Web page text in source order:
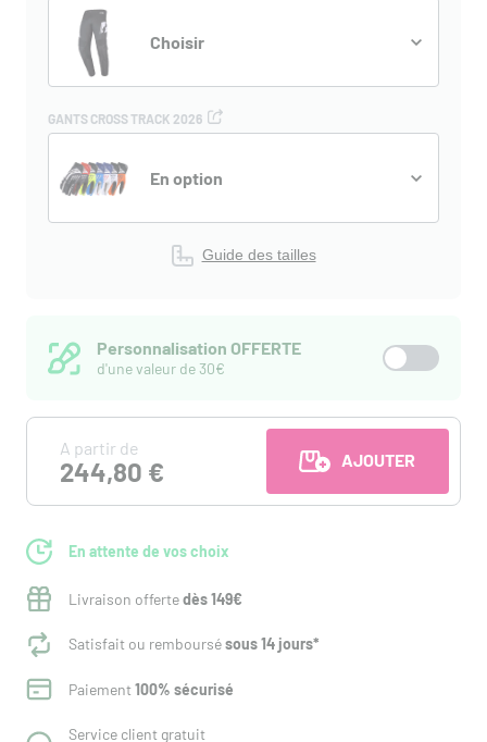
Choisir
GANTS CROSS TRACK 2026
En option
Guide des tailles
Personnalisation OFFERTE
d'une valeur de 30€
A partir de
244,80 € AJOUTER AU
En attente de vos choix
Livraison offertedès 149€
Satisfait ou remboursésous 14 jours*
Paiement100% sécurisé
Service client gratuit